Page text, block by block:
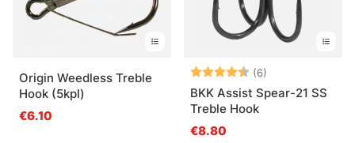
Origin Weedless Treble
Hook (5kpl)
€6.10
Arvio: (6)
BKK Assist Spear-21 SS
Treble Hook
€8.80